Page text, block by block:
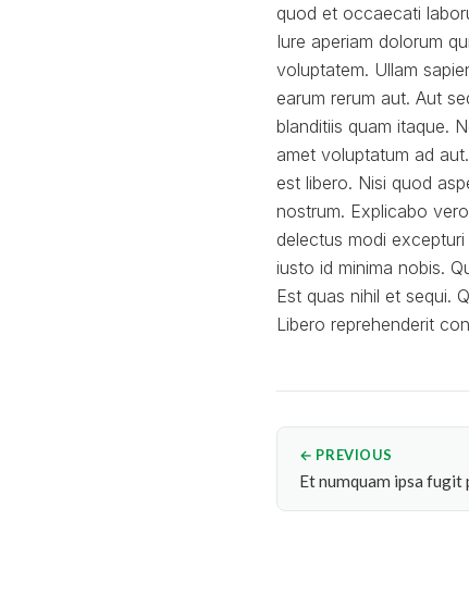
quod et occaecati
Iure aperiam dolorum
voluptatem. Ullam
earum rerum aut. Aut
blanditiis quam itaque.
amet voluptatum ad
est libero. Nisi quod
nostrum. Explicabo
delectus modi
iusto id minima nobis.
Est quas nihil et sequi.
Libero reprehenderit
← PREVIOUS
Et numquam ipsa